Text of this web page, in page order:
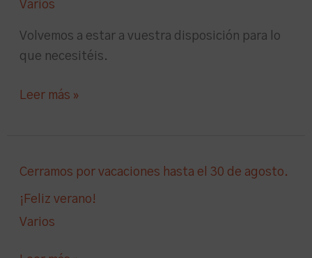
Varios
Volvemos a estar a vuestra disposición para lo
que necesitéis.
BIENVENIDA
escolar
Leer más »
Cerramos por vacaciones hasta el 30 de agosto.
¡Feliz verano!
Varios
Cerramos
vacaciones
hasta